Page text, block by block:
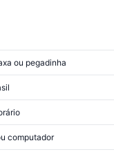
ou pegadinha
computador